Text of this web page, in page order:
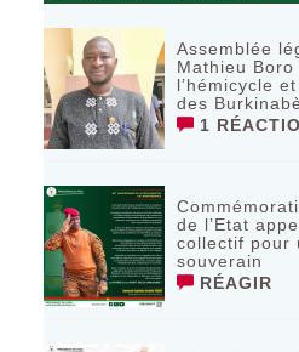
Assemblée
Mathieu
l’hémicycle
des Burkinabè
1
de l’Etat
collectif pour
souverain
RÉAGIR